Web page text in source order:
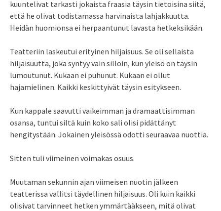
kuuntelivat tarkasti jokaista fraasia täysin tietoisina siitä,
että he olivat todistamassa harvinaista lahjakkuutta.
Heidän huomionsa ei herpaantunut lavasta hetkeksikään.
Teatteriin laskeutui erityinen hiljaisuus. Se oli sellaista
hiljaisuutta, joka syntyy vain silloin, kun yleisö on täysin
lumoutunut. Kukaan ei puhunut. Kukaan ei ollut
hajamielinen. Kaikki keskittyivät täysin esitykseen.
Kun kappale saavutti vaikeimman ja dramaattisimman
osansa, tuntui siltä kuin koko sali olisi pidättänyt
hengitystään. Jokainen yleisössä odotti seuraavaa nuottia.
Sitten tuli viimeinen voimakas osuus.
Muutaman sekunnin ajan viimeisen nuotin jälkeen
teatterissa vallitsi täydellinen hiljaisuus. Oli kuin kaikki
olisivat tarvinneet hetken ymmärtääkseen, mitä olivat